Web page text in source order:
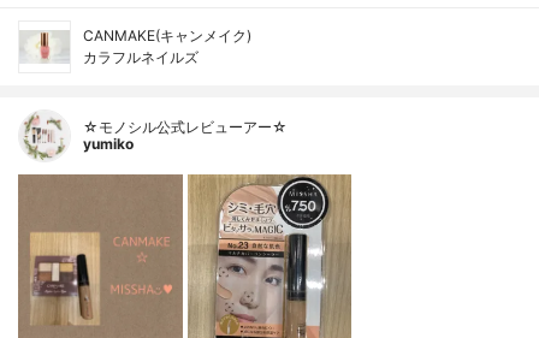
CANMAKE(キャンメイク)
カラフルネイルズ
☆モノシル公式レビューアー☆
yumiko